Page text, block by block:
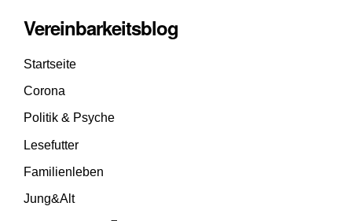
Vereinbarkeitsblog
Startseite
Corona
Politik & Psyche
Lesefutter
Familienleben
Jung&Alt